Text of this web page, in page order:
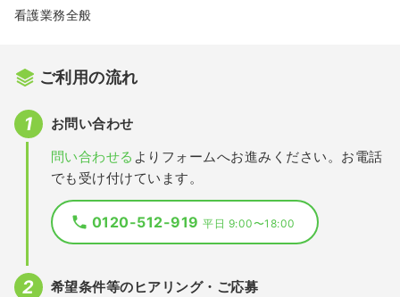
看護業務全般
ご利用の流れ
お問い合わせ
問い合わせる よりフォームへお進みください。お電話
でも受け付けています。
0120-512-919平日 9:00〜18:00
希望条件等のヒアリング・ご応募